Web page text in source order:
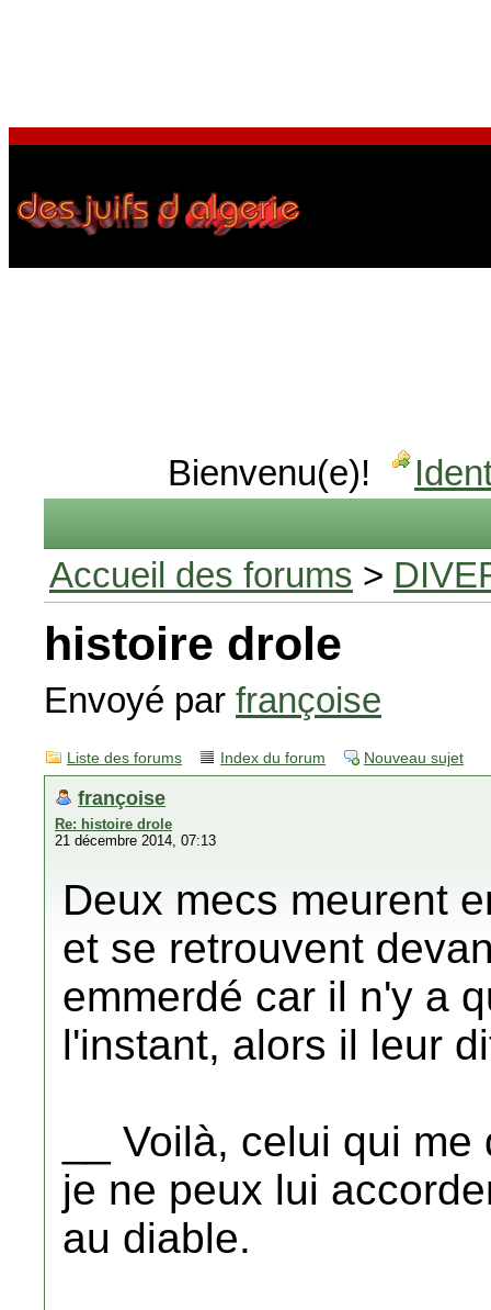
Bienvenu(e)!
Accueil des forums >
histoire drole
Envoyé par françoise
Liste des forums Index du forum Nouveau sujet
françoise
Re: histoire drole
21 décembre 2014, 07:13
Deux mecs meurent
et se retrouvent
emmerdé car il n'y a
l'instant, alors il leur
__ Voilà, celui qui
je ne peux lui
au diable.